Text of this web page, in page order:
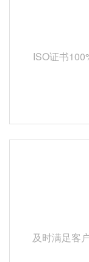
ISO证书
及时满足客